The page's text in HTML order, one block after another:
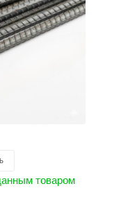
товаром